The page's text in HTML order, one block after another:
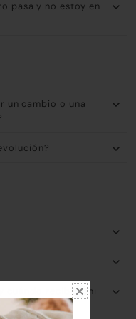
pasa y no estoy en
un cambio o una
cuándo recibiré mi